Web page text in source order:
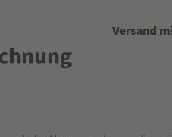
Versand